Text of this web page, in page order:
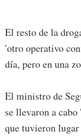
El resto de la
'otro operativo
día, pero en una
El ministro de
se llevaron a
que tuvieron